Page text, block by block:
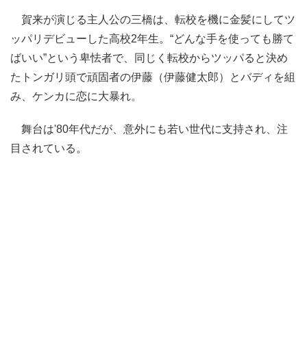
賀来が演じる主人公の三橋は、転校を機に金髪にしてツ
ッパリデビューした高校2年生。“どんな手を使っても勝て
ばいい”という卑怯者で、同じく転校からツッパると決め
たトンガリ頭で頑固者の伊藤（伊藤健太郎）とバディを組
み、ケンカに恋に大暴れ。
舞台は'80年代だが、意外にも若い世代に支持され、注
目されている。